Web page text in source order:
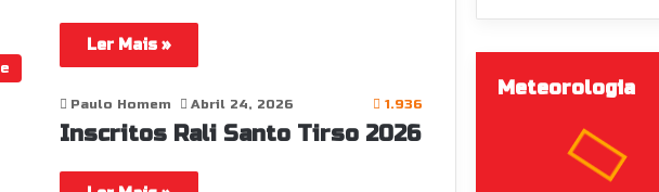
Ler Mais »
Paulo Homem Abril 24, 2026 1.936
Inscritos Rali Santo Tirso 2026
Meteorologia